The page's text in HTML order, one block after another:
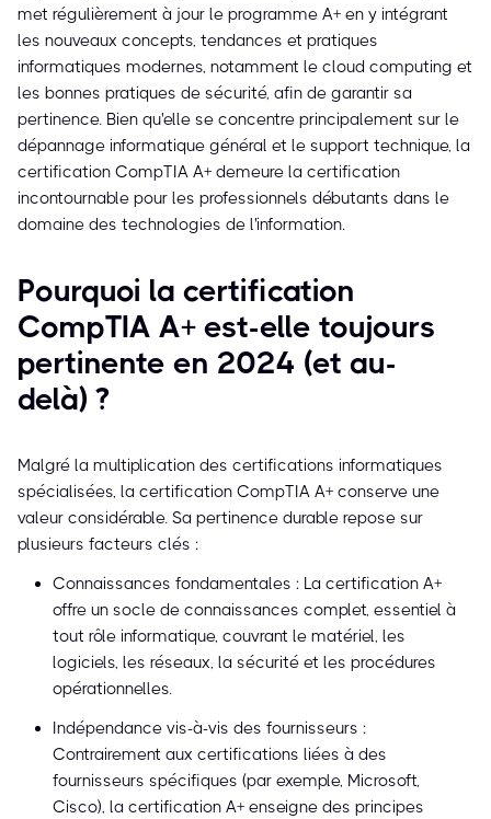
met régulièrement à jour le programme A+ en y intégrant
les nouveaux concepts, tendances et pratiques
informatiques modernes, notamment le cloud computing et
les bonnes pratiques de sécurité, afin de garantir sa
pertinence. Bien qu'elle se concentre principalement sur le
dépannage informatique général et le support technique, la
certification CompTIA A+ demeure la certification
incontournable pour les professionnels débutants dans le
domaine des technologies de l'information.
Pourquoi la certification
CompTIA A+ est-elle toujours
pertinente en 2024 (et au-
delà) ?
Malgré la multiplication des certifications informatiques
spécialisées, la certification CompTIA A+ conserve une
valeur considérable. Sa pertinence durable repose sur
plusieurs facteurs clés :
Connaissances fondamentales : La certification A+
offre un socle de connaissances complet, essentiel à
tout rôle informatique, couvrant le matériel, les
logiciels, les réseaux, la sécurité et les procédures
opérationnelles.
Indépendance vis-à-vis des fournisseurs :
Contrairement aux certifications liées à des
fournisseurs spécifiques (par exemple, Microsoft,
Cisco), la certification A+ enseigne des principes